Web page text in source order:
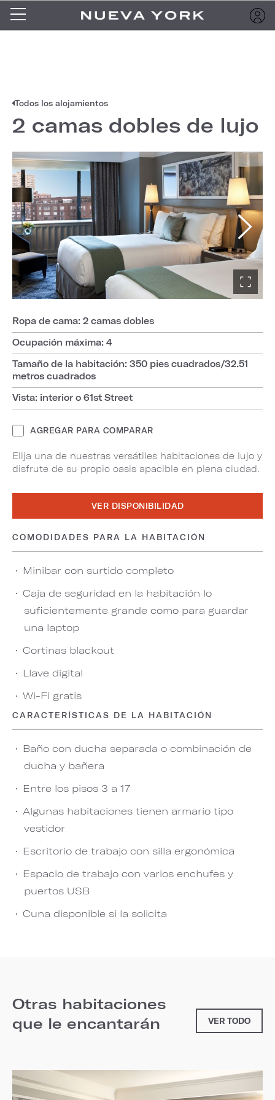
Todos los alojamientos
2 camas dobles de lujo
Ropa de cama: 2 camas dobles
Ocupación máxima: 4
Tamaño de la habitación: 350 pies cuadrados/32.51
metros cuadrados
Vista: interior o 61st Street
AGREGAR PARA COMPARAR
Elija una de nuestras versátiles habitaciones de lujo y
disfrute de su propio oasis apacible en plena ciudad.
VER DISPONIBILIDAD
COMODIDADES PARA LA HABITACIÓN
Minibar con surtido completo
Caja de seguridad en la habitación lo
suficientemente grande como para guardar
una laptop
Cortinas blackout
Llave digital
Wi-Fi gratis
CARACTERÍSTICAS DE LA HABITACIÓN
Baño con ducha separada o combinación de
ducha y bañera
Entre los pisos 3 a 17
Algunas habitaciones tienen armario tipo
vestidor
Escritorio de trabajo con silla ergonómica
Espacio de trabajo con varios enchufes y
puertos USB
Cuna disponible si la solicita
Otras habitaciones
que le encantarán
VER TODO